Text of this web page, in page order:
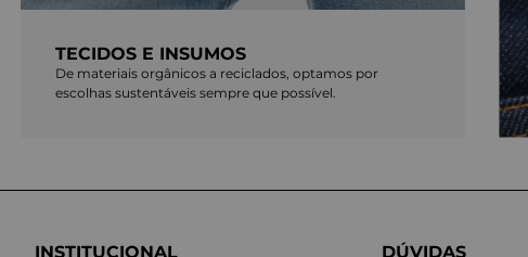
TECIDOS E INSUMOS
De materiais orgânicos a reciclados, optamos por
escolhas sustentáveis sempre que possível.
INSTITUCIONAL DÚVIDAS